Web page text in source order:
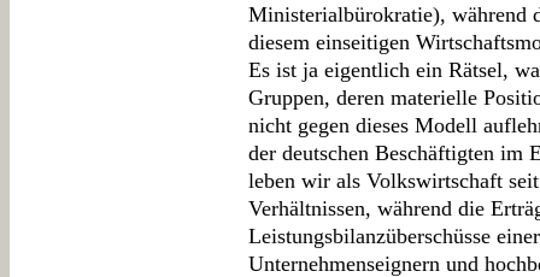
Ministerialbürokratie), während
diesem einseitigen
Es ist ja eigentlich ein Rätsel,
Gruppen, deren materielle
nicht gegen dieses Modell
der deutschen Beschäftigten im
leben wir als Volkswirtschaft
Verhältnissen, während die
Leistungsbilanzüberschüsse
Unternehmenseignern und